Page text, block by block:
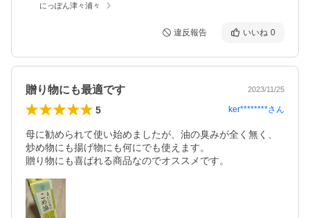
にっぽん津々浦々
違反報告 いいね 0
贈り物にも最適です 2023/11/25
5 ker********さん
母に勧められて使い始めましたが、油の臭みが全く無く、
炒め物にも揚げ物にも何にでも使えます。
贈り物にも喜ばれる商品なのでオススメです。